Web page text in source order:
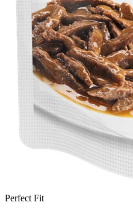
Perfect Fit